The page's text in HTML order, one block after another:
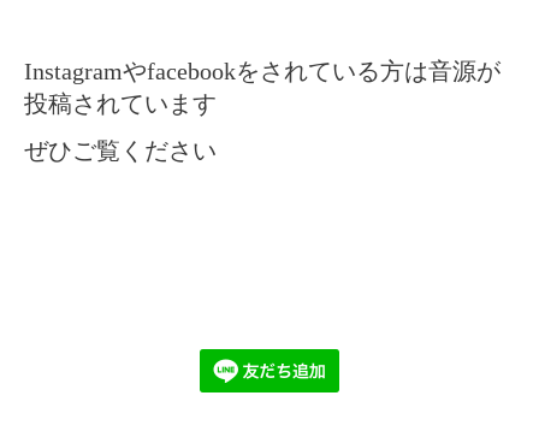
Instagramやfacebookをされている方は音源が
投稿されています
ぜひご覧ください